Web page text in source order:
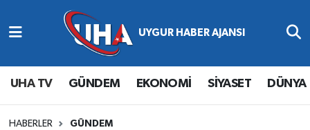
UHA TV GÜNDEM EKONOMİ SİYASET DÜNYA
HABERLER GÜNDEM
Abone Ol
Gündem
Ekonomi
Nöbetçi Eczaneler
Hava Durumu
Namaz Vakitleri